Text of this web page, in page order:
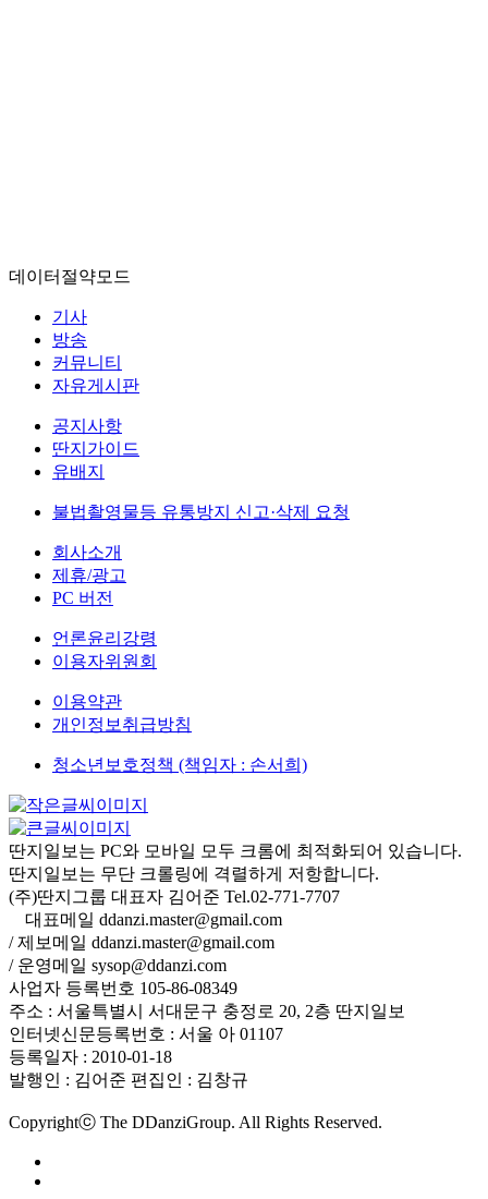
데이터절약모드
기사
방송
커뮤니티
자유게시판
공지사항
딴지가이드
유배지
불법촬영물등 유통방지 신고·삭제 요청
회사소개
제휴/광고
PC 버전
언론윤리강령
이용자위원회
이용약관
개인정보취급방침
청소년보호정책 (책임자 : 손서희)
딴지일보는 PC와 모바일 모두 크롬에 최적화되어 있습니다.
딴지일보는 무단 크롤링에 격렬하게 저항합니다.
(주)딴지그룹 대표자 김어준 Tel.02-771-7707
대표메일 ddanzi.master@gmail.com
/ 제보메일 ddanzi.master@gmail.com
/ 운영메일 sysop@ddanzi.com
사업자 등록번호 105-86-08349
주소 : 서울특별시 서대문구 충정로 20, 2층 딴지일보
인터넷신문등록번호 : 서울 아 01107
등록일자 : 2010-01-18
발행인 : 김어준 편집인 : 김창규
Copyrightⓒ The DDanziGroup. All Rights Reserved.